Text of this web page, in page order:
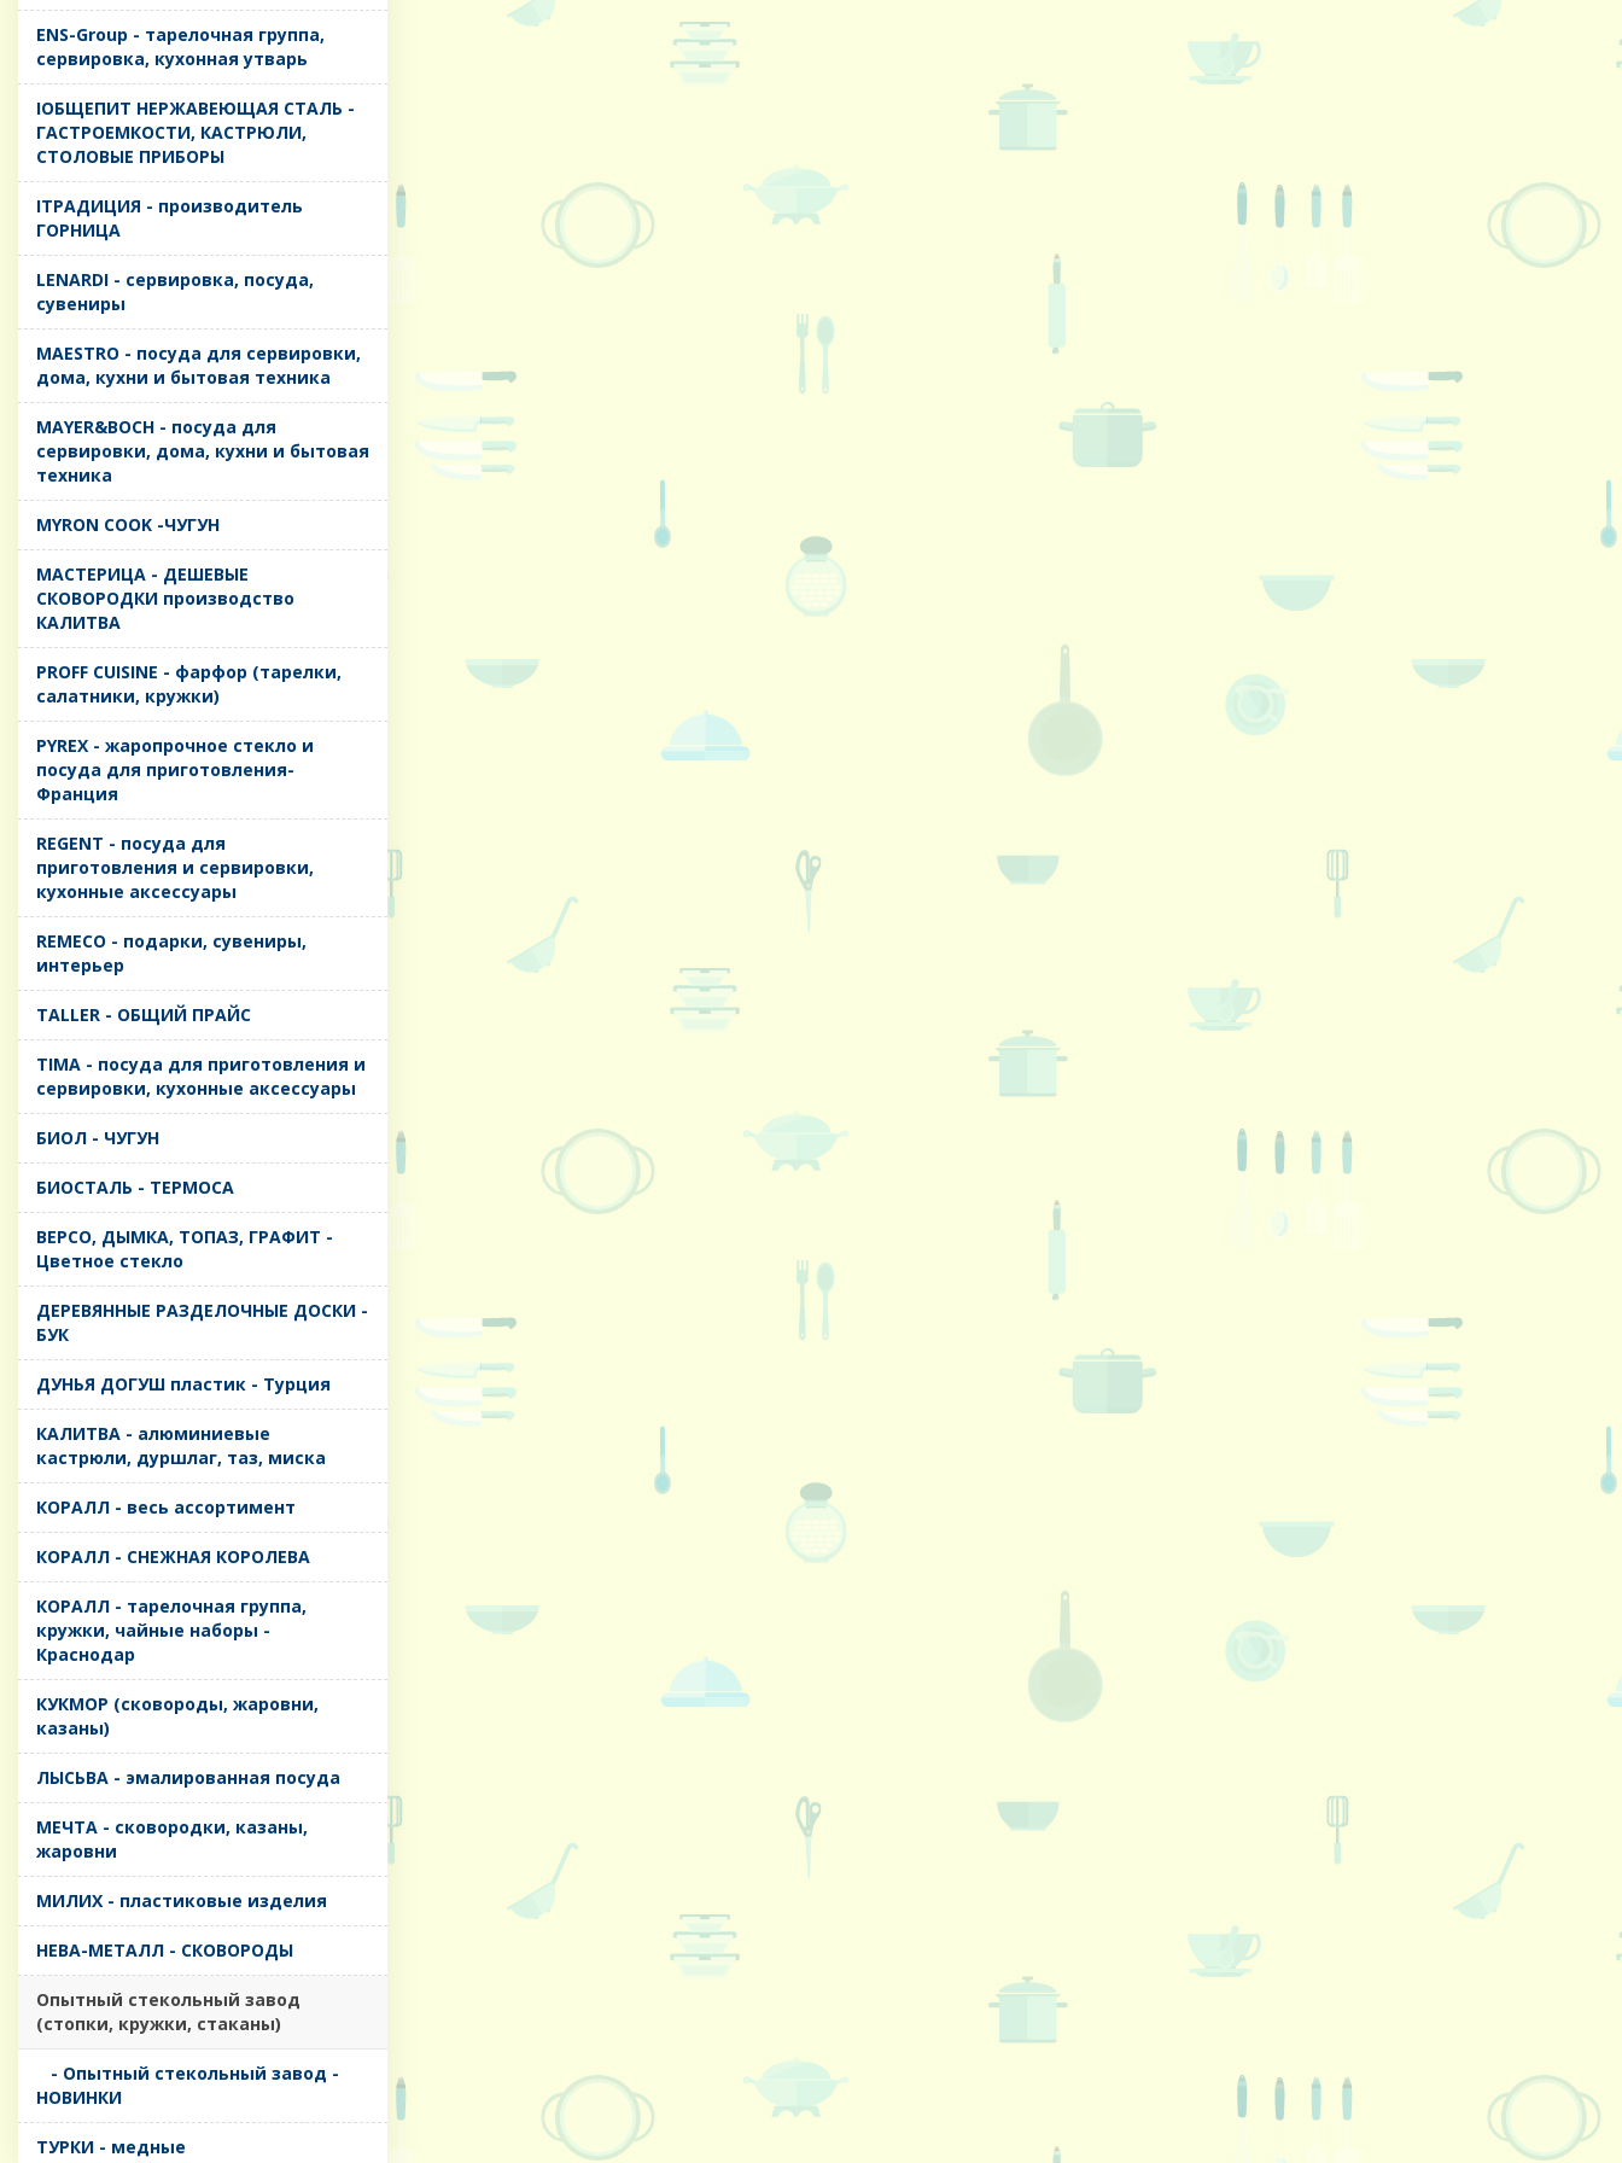
ENS-Group - тарелочная группа,
сервировка, кухонная утварь
IОБЩЕПИТ НЕРЖАВЕЮЩАЯ СТАЛЬ -
ГАСТРОЕМКОСТИ, КАСТРЮЛИ,
СТОЛОВЫЕ ПРИБОРЫ
IТРАДИЦИЯ - производитель
ГОРНИЦА
LENARDI - сервировка, посуда,
сувениры
MAESTRO - посуда для сервировки,
дома, кухни и бытовая техника
MAYER&BOCH - посуда для
сервировки, дома, кухни и бытовая
техника
MYRON COOK -ЧУГУН
MАСТЕРИЦА - ДЕШЕВЫЕ
СКОВОРОДКИ производство
КАЛИТВА
PROFF CUISINE - фарфор (тарелки,
салатники, кружки)
PYREX - жаропрочное стекло и
посуда для приготовления-
Франция
REGENT - посуда для
приготовления и сервировки,
кухонные аксессуары
REMECO - подарки, сувениры,
интерьер
TALLER - ОБЩИЙ ПРАЙС
TIMA - посуда для приготовления и
сервировки, кухонные аксессуары
БИОЛ - ЧУГУН
БИОСТАЛЬ - ТЕРМОСА
ВЕРСО, ДЫМКА, ТОПАЗ, ГРАФИТ -
Цветное стекло
ДЕРЕВЯННЫЕ РАЗДЕЛОЧНЫЕ ДОСКИ -
БУК
ДУНЬЯ ДОГУШ пластик - Турция
КАЛИТВА - алюминиевые
кастрюли, дуршлаг, таз, миска
КОРАЛЛ - весь ассортимент
КОРАЛЛ - СНЕЖНАЯ КОРОЛЕВА
КОРАЛЛ - тарелочная группа,
кружки, чайные наборы -
Краснодар
КУКМОР (сковороды, жаровни,
казаны)
ЛЫСЬВА - эмалированная посуда
МЕЧТА - сковородки, казаны,
жаровни
МИЛИХ - пластиковые изделия
НЕВА-МЕТАЛЛ - СКОВОРОДЫ
Опытный стекольный завод
(стопки, кружки, стаканы)
- Опытный стекольный завод -
НОВИНКИ
ТУРКИ - медные